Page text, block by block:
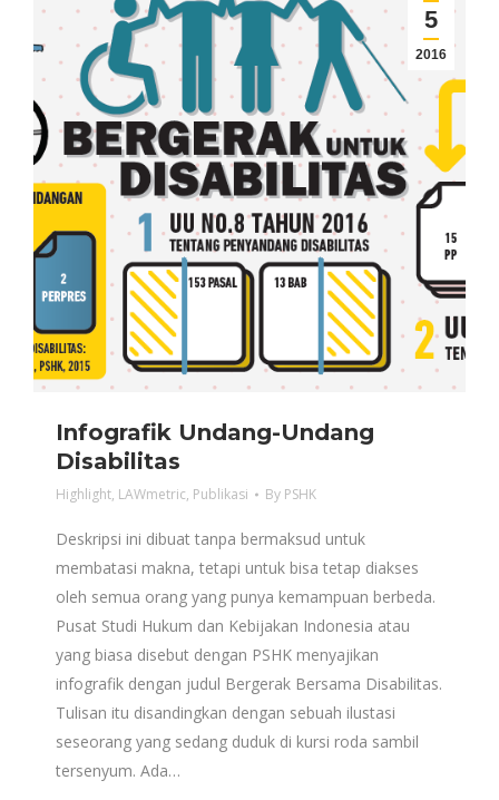
5
2016
Infografik Undang-Undang
Disabilitas
Highlight, LAWmetric, Publikasi By PSHK
Deskripsi ini dibuat tanpa bermaksud untuk
membatasi makna, tetapi untuk bisa tetap diakses
oleh semua orang yang punya kemampuan berbeda.
Pusat Studi Hukum dan Kebijakan Indonesia atau
yang biasa disebut dengan PSHK menyajikan
infografik dengan judul Bergerak Bersama Disabilitas.
Tulisan itu disandingkan dengan sebuah ilustasi
seseorang yang sedang duduk di kursi roda sambil
tersenyum. Ada…